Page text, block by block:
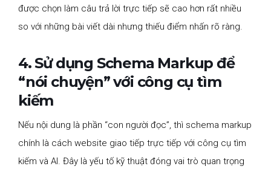
được chọn làm câu trả lời trực tiếp sẽ cao hơn rất nhiều
so với những bài viết dài nhưng thiếu điểm nhấn rõ ràng.
4. Sử dụng Schema Markup để
“nói chuyện” với công cụ tìm
kiếm
Nếu nội dung là phần “con người đọc”, thì schema markup
chính là cách website giao tiếp trực tiếp với công cụ tìm
kiếm và AI. Đây là yếu tố kỹ thuật đóng vai trò quan trọng